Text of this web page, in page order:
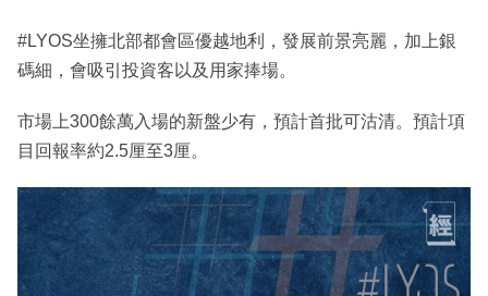
#LYOS坐擁北部都會區優越地利，發展前景亮麗，加上銀
碼細，會吸引投資客以及用家捧場。
市場上300餘萬入場的新盤少有，預計首批可沽清。預計項
目回報率約2.5厘至3厘。